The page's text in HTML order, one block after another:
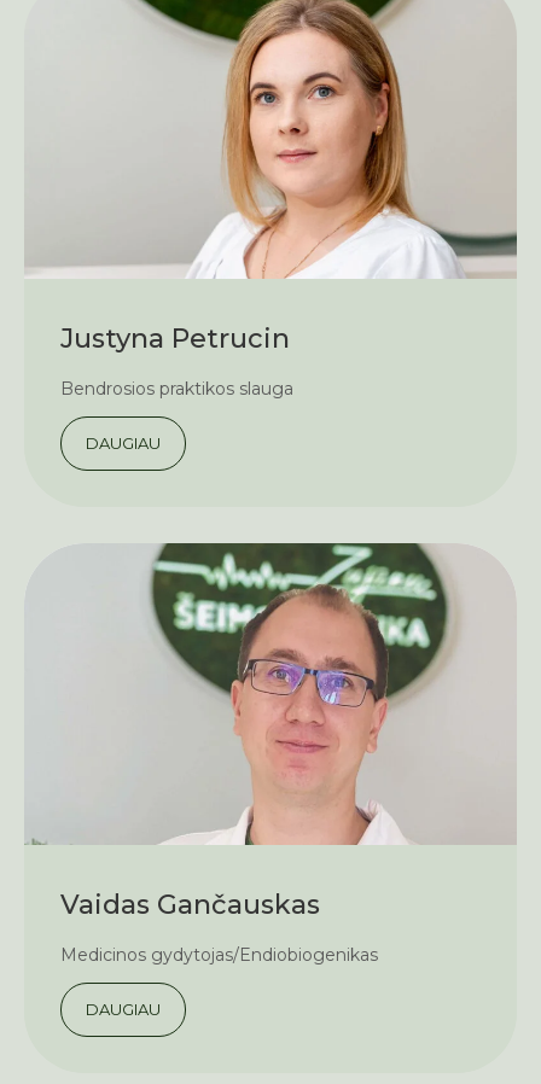
Justyna Petrucin
Bendrosios praktikos slauga
DAUGIAU
Vaidas Gančauskas
Medicinos gydytojas/Endiobiogenikas
DAUGIAU